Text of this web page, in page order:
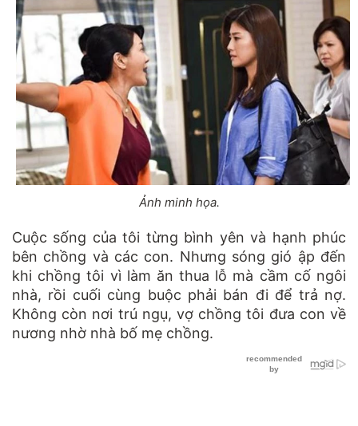
Ảnh minh họa.
Cuộc sống của tôi từng bình yên và hạnh phúc
bên chồng và các con. Nhưng sóng gió ập đến
khi chồng tôi vì làm ăn thua lỗ mà cầm cố ngôi
nhà, rồi cuối cùng buộc phải bán đi để trả nợ.
Không còn nơi trú ngụ, vợ chồng tôi đưa con về
nương nhờ nhà bố mẹ chồng.